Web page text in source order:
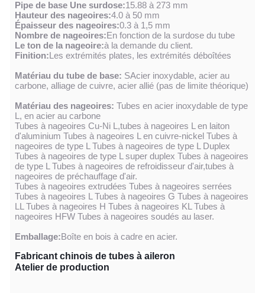
Pipe de base Une surdose:15.88 à 273 mm
Hauteur des nageoires:4.0 à 50 mm
Épaisseur des nageoires:0.3 à 1,5 mm
Nombre de nageoires:En fonction de la surdose du tube
Le ton de la nageoire:à la demande du client.
Finition: Les extrémités plates, les extrémités déboîtées
Matériau du tube de base: SAcier inoxydable, acier au
carbone, alliage de cuivre, acier allié (pas de limite théorique)
Matériau des nageoires: Tubes en acier inoxydable de type
L, en acier au carbone
Tubes à nageoires Cu-Ni L,tubes à nageoires L en laiton
d'aluminium Tubes à nageoires L en cuivre-nickel Tubes à
nageoires de type L Tubes à nageoires de type L Duplex
Tubes à nageoires de type L super duplex Tubes à nageoires
de type L Tubes à nageoires de refroidisseur d'air,tubes à
nageoires de préchauffage d'air.
Tubes à nageoires extrudées Tubes à nageoires serrées
Tubes à nageoires L Tubes à nageoires G Tubes à nageoires
LL Tubes à nageoires H Tubes à nageoires KL Tubes à
nageoires HFW Tubes à nageoires soudés au laser.
Emballage:Boîte en bois à cadre en acier.
Fabricant chinois de tubes à aileron
Atelier de production